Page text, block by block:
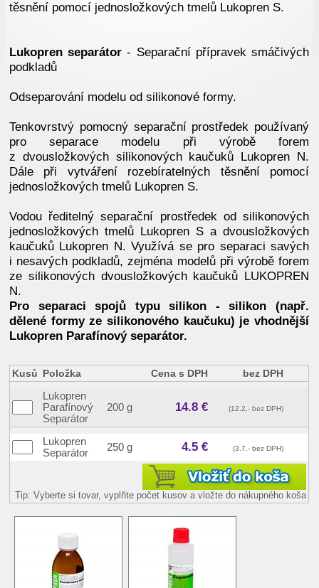
těsnění pomocí jednosložkových tmelů Lukopren S.
Lukopren separátor - Separační přípravek smáčivých
podkladů
Odseparování modelu od silikonové formy.
Tenkovrstvý pomocný separační prostředek používaný
pro separace modelu při výrobě forem
z dvousložkových silikonových kaučuků Lukopren N.
Dále při vytváření rozebíratelných těsnění pomocí
jednosložkových tmelů Lukopren S.
Vodou ředitelný separační prostředek od silikonových
jednosložkových tmelů Lukopren S a dvousložkových
kaučuků Lukopren N. Využívá se pro separaci savých
i nesavých podkladů, zejména modelů při výrobě forem
ze silikonových dvousložkových kaučuků LUKOPREN
N.
Pro separaci spojů typu silikon - silikon (např.
dělené formy ze silikonového kaučuku) je vhodnější
Lukopren Parafínový separátor.
Kusů Položka Cena s DPH
bez DPH
Lukopren
Parafínový
Separátor
200 g 14.8 € (12.2,- bez DPH)
Lukopren
Separátor
250 g 4.5 € (3.7,- bez DPH)
Tip: Vyberte si tovar, vyplňte počet kusov a vložte do nákupného koša